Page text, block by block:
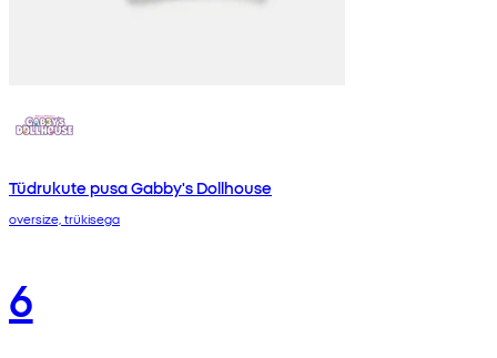
Tüdrukute pusa Gabby's Dollhouse
oversize, trükisega
6